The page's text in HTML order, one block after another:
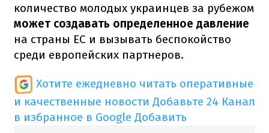
количество молодых украинцев за рубежом
может создавать определенное давление
на страны ЕС и вызывать беспокойство
среди европейских партнеров.
Хотите ежедневно читать оперативные
и качественные новости Добавьте 24 Канал
в избранное в Google Добавить